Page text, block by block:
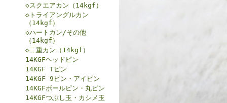
◇スクエアカン（14kgf）
◇トライアングルカン
（14kgf）
◇ハートカン/その他
（14kgf）
◇二重カン（14kgf）
14KGFヘッドピン
14KGF Tピン
14KGF 9ピン・アイピン
14KGFボールピン・丸ピン
14KGFつぶし玉・カシメ玉